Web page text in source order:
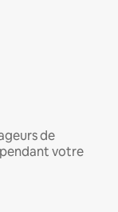
de
votre